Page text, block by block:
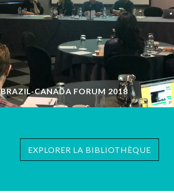
BRAZIL-CANADA FORUM 2018
EXPLORER LA BIBLIOTHÈQUE